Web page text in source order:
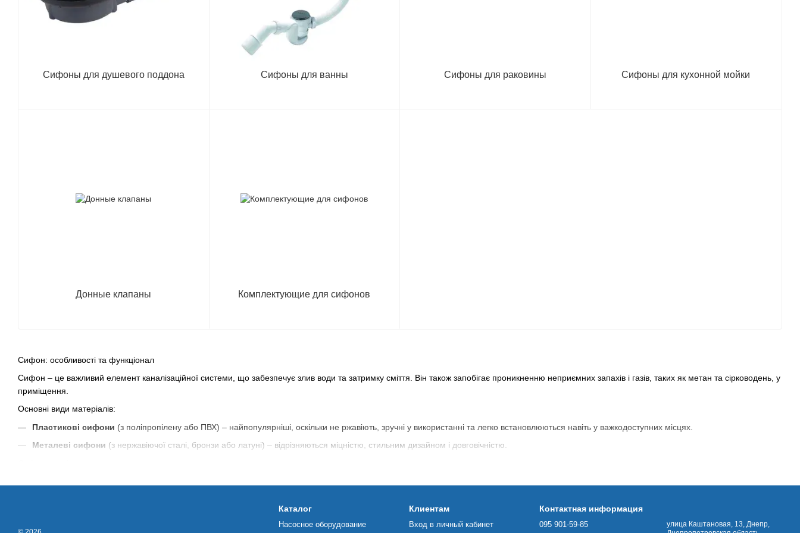
Сифон: особливості та функціонал
Сифон – це важливий елемент каналізаційної системи, що забезпечує злив води та затримку сміття. Він також запобігає проникненню неприємних запахів і газів, таких як метан та сірководень, у
приміщення.
Основні види матеріалів:
Пластикові сифони (з поліпропілену або ПВХ) – найпопулярніші, оскільки не ржавіють, зручні у використанні та легко встановлюються навіть у важкодоступних місцях.
Металеві сифони (з нержавіючої сталі, бронзи або латуні) – відрізняються міцністю, стильним дизайном і довговічністю.
Сифоны для душевого поддона Сифоны для ванны Сифоны для раковины Сифоны для кухонной мойки
Донные клапаны Комплектующие для сифонов
Каталог
Насосное оборудование
Клиентам
Вход в личный кабинет
Контактная информация
095 901-59-85
улица Каштановая, 13, Днепр,